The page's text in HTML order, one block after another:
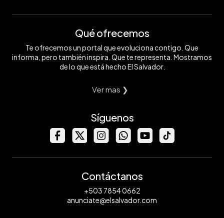
Qué ofrecemos
Te ofrecemos un portal que evoluciona contigo. Que
informa, pero también inspira. Que te representa. Mostramos
de lo que está hecho El Salvador.
Ver mas ❯
Síguenos
Contáctanos
+503 7854 0662
anunciate@elsalvador.com